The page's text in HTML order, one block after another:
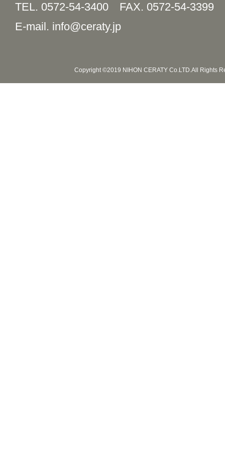
TEL. 0572-54-3400 FAX. 0572-54-3399
E-mail. info@ceraty.jp
Copyright ©2019 NIHON CERATY Co.LTD.All Rights